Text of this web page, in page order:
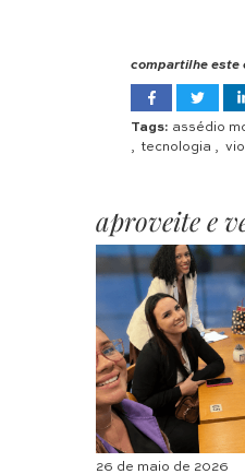
compartilhe este
Tags: assédio
, tecnologia ,
aproveite e
26 de maio de 2026